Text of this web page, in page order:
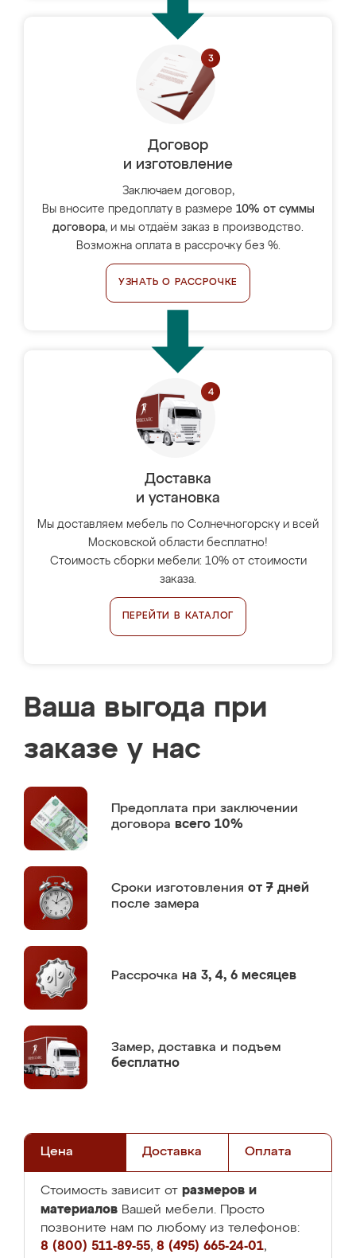
Договор
и изготовление
Заключаем договор,
Вы вносите предоплату в размере 10% от суммы
договора, и мы отдаём заказ в производство.
Возможна оплата в рассрочку без %.
УЗНАТЬ О РАССРОЧКЕ
Доставка
и установка
Мы доставляем мебель по Солнечногорску и всей
Московской области бесплатно!
Стоимость сборки мебели: 10% от стоимости
заказа.
ПЕРЕЙТИ В КАТАЛОГ
Ваша выгода при
заказе у нас
Предоплата при заключении
договора всего 10%
Сроки изготовления от 7 дней
после замера
Рассрочка на 3, 4, 6 месяцев
Замер, доставка и подъем
бесплатно
Цена Доставка Оплата
Стоимость зависит от размеров и
материалов Вашей мебели. Просто
позвоните нам по любому из телефонов:
8 (800) 511-89-55, 8 (495) 665-24-01,